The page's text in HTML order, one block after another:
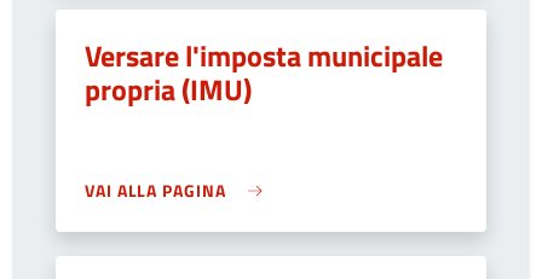
Versare l'imposta municipale
propria (IMU)
VAI ALLA PAGINA